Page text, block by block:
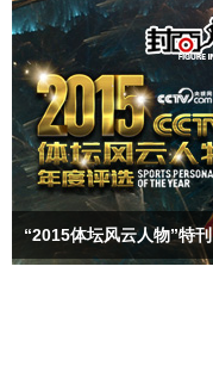
“2015体坛风云人物”特刊